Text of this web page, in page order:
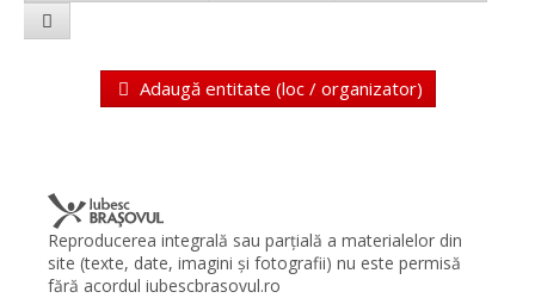
Adaugă entitate (loc / organizator)
Reproducerea integrală sau parţială a materialelor din
site (texte, date, imagini şi fotografii) nu este permisă
fără acordul iubescbrasovul.ro